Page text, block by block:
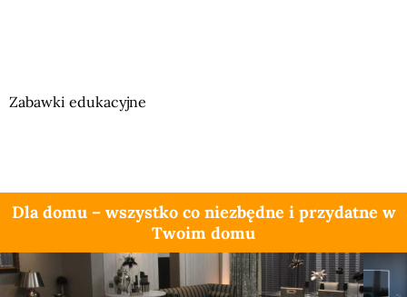
Zabawki edukacyjne
Dla domu – wszystko co niezbędne i przydatne w
Twoim domu